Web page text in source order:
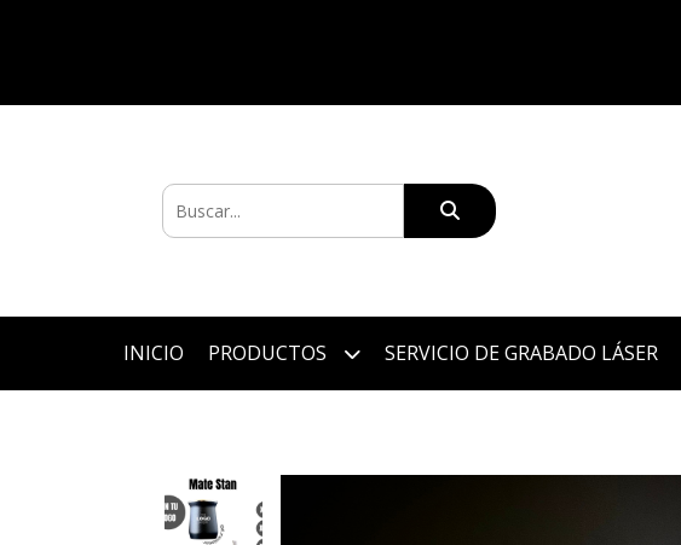
INICIO PRODUCTOS SERVICIO DE GRABADO LÁSER